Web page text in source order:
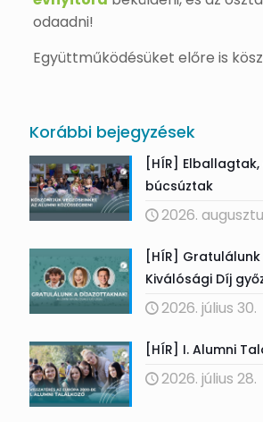
odaadni!
Együttműködésüket előre is
Korábbi bejegyzések
[HÍR]
búcsúztak
2026.
[HÍR]
Kiválósági Díj
2026. július 30.
[HÍR] I. Alumni
2026. július 28.